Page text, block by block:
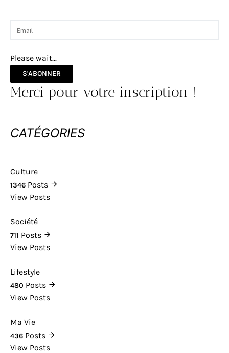
Please wait...
S'ABONNER
Merci pour votre inscription !
CATÉGORIES
Culture
1346 Posts
View Posts
Société
711 Posts
View Posts
Lifestyle
480 Posts
View Posts
Ma Vie
436 Posts
View Posts